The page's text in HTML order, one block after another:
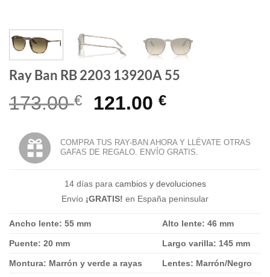
Ray Ban RB 2203 13920A 55
173.00€
El
original
era:
173.00 €.
121.00 €El
actual
es:
121.00 €.
COMPRA TUS RAY-BAN AHORA Y LLÉVATE OTRAS
GAFAS DE REGALO. ENVÍO GRATIS.
14 días para cambios y devoluciones
Envío ¡GRATIS! en España peninsular
Ancho lente: 55 mm Alto lente: 46 mm
Puente: 20 mm Largo varilla: 145 mm
Montura: Marrón y verde a rayas Lentes: Marrón/Negro